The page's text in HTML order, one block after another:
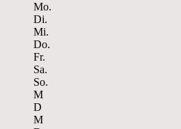
Mo.
Di.
Mi.
Do.
Fr.
Sa.
So.
M
D
M